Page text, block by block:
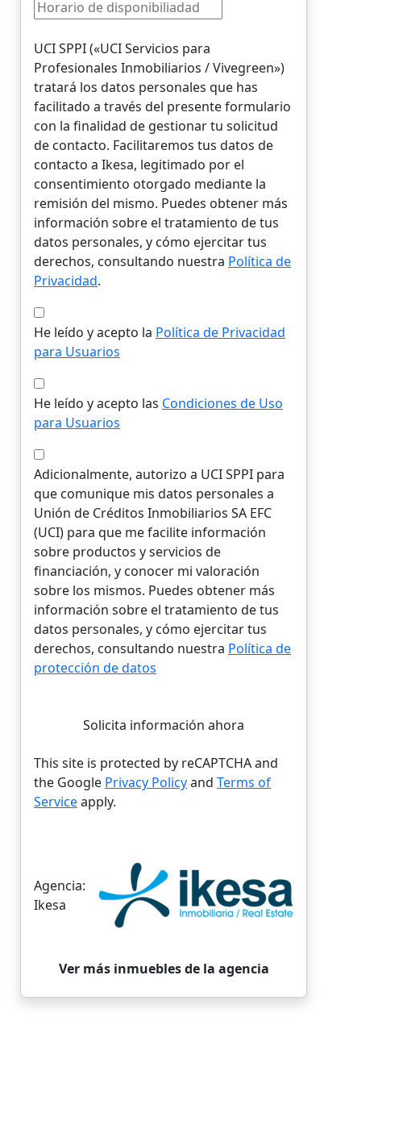
UCI SPPI («UCI Servicios para
Profesionales Inmobiliarios / Vivegreen»)
tratará los datos personales que has
facilitado a través del presente formulario
con la finalidad de gestionar tu solicitud
de contacto. Facilitaremos tus datos de
contacto a Ikesa, legitimado por el
consentimiento otorgado mediante la
remisión del mismo. Puedes obtener más
información sobre el tratamiento de tus
datos personales, y cómo ejercitar tus
derechos, consultando nuestra Política de
Privacidad.
He leído y acepto la Política de Privacidad
para Usuarios
He leído y acepto las Condiciones de Uso
para Usuarios
Adicionalmente, autorizo a UCI SPPI para
que comunique mis datos personales a
Unión de Créditos Inmobiliarios SA EFC
(UCI) para que me facilite información
sobre productos y servicios de
financiación, y conocer mi valoración
sobre los mismos. Puedes obtener más
información sobre el tratamiento de tus
datos personales, y cómo ejercitar tus
derechos, consultando nuestra Política de
protección de datos
Solicita información ahora
This site is protected by reCAPTCHA and
the Google Privacy Policyand Terms of
Serviceapply.
Agencia:
Ikesa
Ver más inmuebles de la agencia